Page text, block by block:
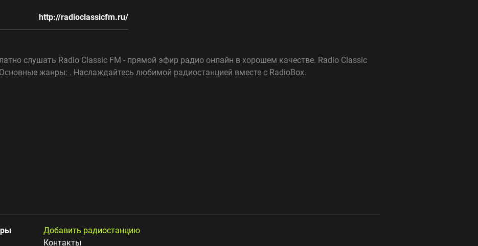
http://radioclassicfm.ru/
слушать Radio Classic FM - прямой эфир радио онлайн в хорошем качестве. Radio Classic
жанры: . Наслаждайтесь любимой радиостанцией вместе с RadioBox.
Добавить радиостанцию
Контакты